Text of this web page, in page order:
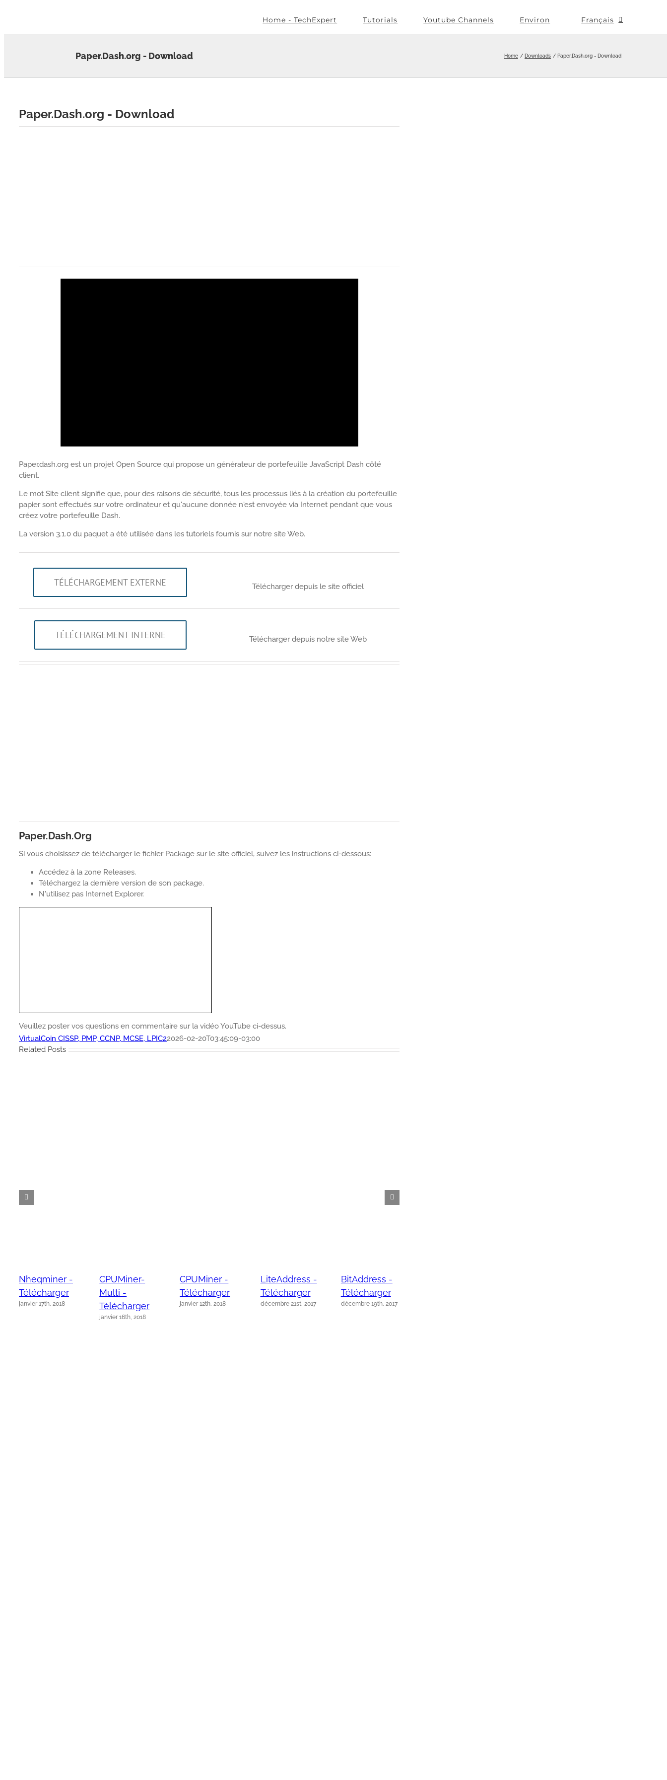
Home - TechExpert Tutorials Youtube Channels Environ Français
Paper.Dash.org - Download Home Downloads Paper.Dash.org - Download
Paper.Dash.org - Download
Paper.dash.org est un projet Open Source qui propose un générateur de portefeuille JavaScript Dash côté
client.
Le mot Site client signifie que, pour des raisons de sécurité, tous les processus liés à la création du portefeuille
papier sont effectués sur votre ordinateur et qu'aucune donnée n'est envoyée via Internet pendant que vous
créez votre portefeuille Dash.
La version 3.1.0 du paquet a été utilisée dans les tutoriels fournis sur notre site Web.
TÉLÉCHARGEMENT EXTERNE Télécharger depuis le site officiel
TÉLÉCHARGEMENT INTERNE Télécharger depuis notre site Web
Paper.Dash.Org
Si vous choisissez de télécharger le fichier Package sur le site officiel, suivez les instructions ci-dessous:
Accédez à la zone Releases.
Téléchargez la dernière version de son package.
N'utilisez pas Internet Explorer.
Veuillez poster vos questions en commentaire sur la vidéo YouTube ci-dessus.
VirtualCoin CISSP, PMP, CCNP, MCSE, LPIC22026-02-20T03:45:09-03:00
Related Posts
Nheqminer -
Télécharger
janvier 17th, 2018
CPUMiner-
Multi -
Télécharger
janvier 16th, 2018
CPUMiner -
Télécharger
janvier 12th, 2018
LiteAddress -
Télécharger
décembre 21st, 2017
BitAddress -
Télécharger
décembre 19th, 2017